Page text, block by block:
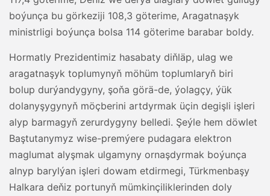
boýunça bu görkeziji 108,3 göterime, Aragatnaşyk
ministrligi boýunça bolsa 114 göterime barabar boldy.
Hormatly Prezidentimiz hasabaty diňläp, ulag we
aragatnaşyk toplumynyň möhüm toplumlaryň biri
bolup durýandygyny, şoňa görä-de, ýolagçy, ýük
dolanyşygynyň möçberini artdyrmak üçin degişli işleri
alyp barmagyň zerurdygyny belledi. Şeýle hem döwlet
Baştutanymyz wise-premýere pudagara elektron
maglumat alyşmak ulgamyny ornaşdyrmak boýunça
alnyp barylýan işleri dowam etdirmegi, Türkmenbaşy
Halkara deňiz portunyň mümkinçiliklerinden doly